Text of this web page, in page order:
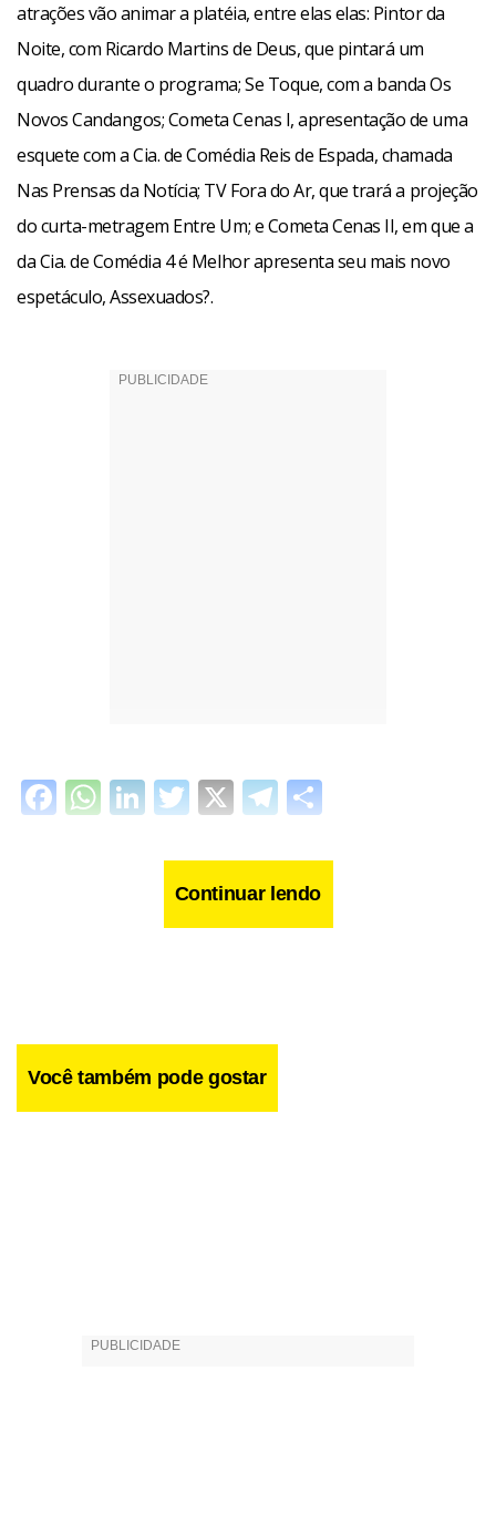
atrações vão animar a platéia, entre elas elas: Pintor da
Noite, com Ricardo Martins de Deus, que pintará um
quadro durante o programa; Se Toque, com a banda Os
Novos Candangos; Cometa Cenas I, apresentação de uma
esquete com a Cia. de Comédia Reis de Espada, chamada
Nas Prensas da Notícia; TV Fora do Ar, que trará a projeção
do curta-metragem Entre Um; e Cometa Cenas II, em que a
da Cia. de Comédia 4 é Melhor apresenta seu mais novo
espetáculo, Assexuados?.
Facebook
WhatsApp
LinkedIn
Twitter
X Telegram
Continuar lendo
Você também pode gostar